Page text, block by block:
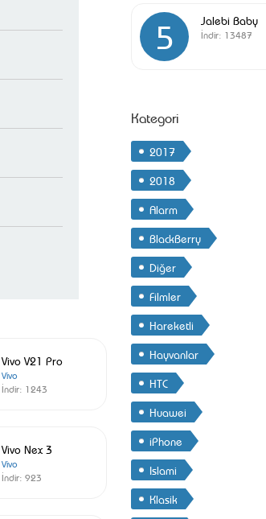
Vivo V21 Pro
Vivo
İndir: 1243
Vivo Nex 3
Vivo
İndir: 923
5 Jalebi Baby
İndir: 13487
Kategori
2017
2018
Alarm
BlackBerry
Diğer
Filmler
Hareketli
Hayvanlar
HTC
Huawei
iPhone
Islami
Klasik